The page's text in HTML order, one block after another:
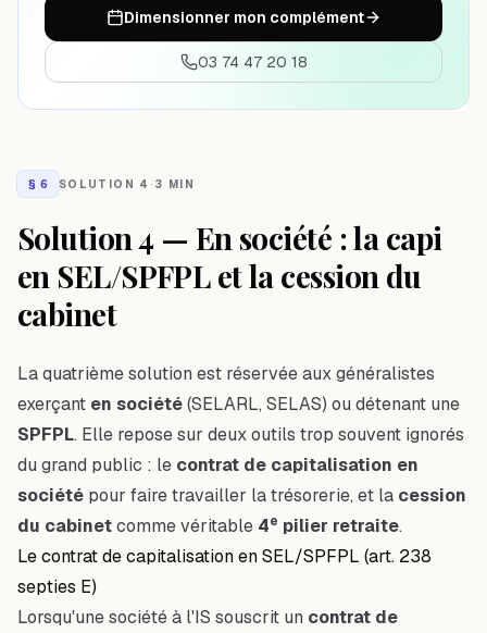
Dimensionner mon complément
03 74 47 20 18
§ 6 SOLUTION 4 · 3 MIN
Solution 4 — En société : la capi
en SEL/SPFPL et la cession du
cabinet
La quatrième solution est réservée aux généralistes
exerçant en société(SELARL, SELAS) ou détenant une
SPFPL. Elle repose sur deux outils trop souvent ignorés
du grand public : le contrat de capitalisation en
société pour faire travailler la trésorerie, et la cession
du cabinetcomme véritable 4e pilier retraite.
Le contrat de capitalisation en SEL/SPFPL (art. 238
septies E)
Lorsqu'une société à l'IS souscrit un contrat de